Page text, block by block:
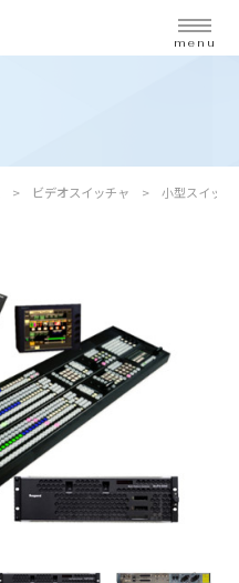
menu
ビデオスイッチャ 小型スイッ